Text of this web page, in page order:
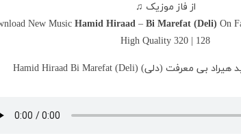
از فاز موزیک ♫
New Music Hamid Hiraad– Bi Marefat (Deli) On
High Quality 320 | 128